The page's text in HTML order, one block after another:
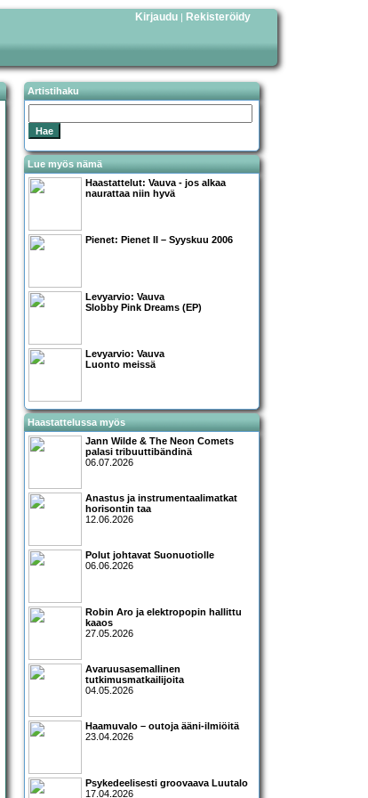
Kirjaudu | Rekisteröidy
Artistihaku
Lue myös nämä
Haastattelut: Vauva- jos alkaa
naurattaa niin hyvä
Pienet: Pienet II – Syyskuu 2006
Levyarvio: Vauva
Slobby Pink Dreams (EP)
Levyarvio: Vauva
Luonto meissä
Haastattelussa myös
Jann Wilde & The Neon Comets
palasi tribuuttibändinä
06.07.2026
Anastus ja instrumentaalimatkat
horisontin taa
12.06.2026
Polut johtavat Suonuotiolle
06.06.2026
Robin Aro ja elektropopin hallittu
kaaos
27.05.2026
Avaruusasemallinen
tutkimusmatkailijoita
04.05.2026
Haamuvalo – outoja ääni-ilmiöitä
23.04.2026
Psykedeelisesti groovaava Luutalo
17.04.2026